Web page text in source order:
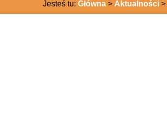
Jesteś tu: Główna > Aktualności >